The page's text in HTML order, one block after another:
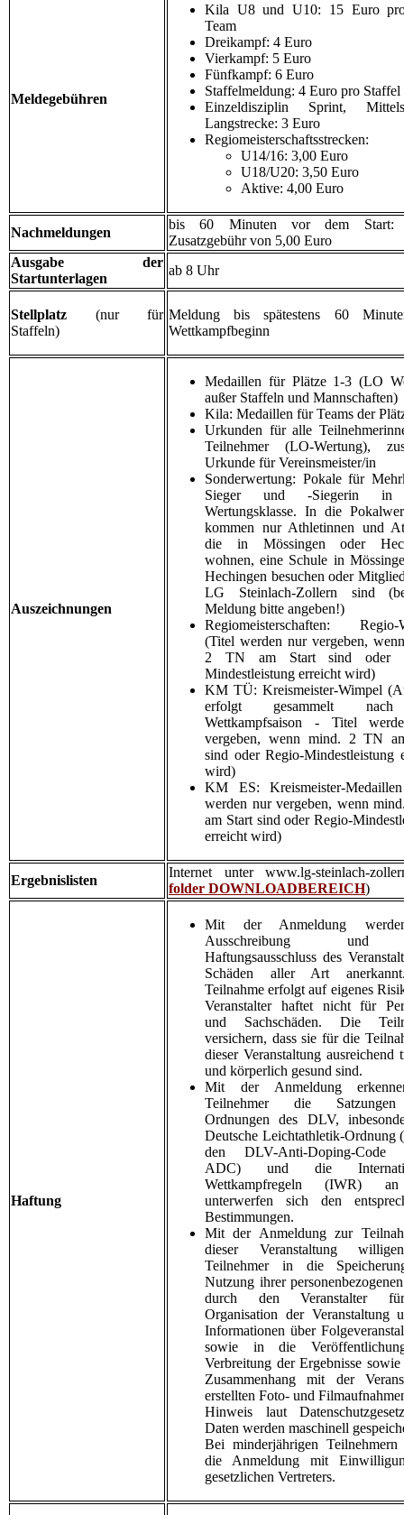
Meldegebühren
Kila U8 und U10: 15 Euro
Team
Dreikampf: 4 Euro
Vierkampf: 5 Euro
Fünfkampf: 6 Euro
Staffelmeldung: 4 Euro pro Staffel
Einzeldisziplin Sprint,
Langstrecke: 3 Euro
Regiomeisterschaftsstrecken:
U14/16: 3,00 Euro
U18/U20: 3,50 Euro
Aktive: 4,00 Euro
Nachmeldungen
bis 60 Minuten vor dem Start:
Zusatzgebühr von 5,00 Euro
Ausgabe der
Startunterlagen
ab 8 Uhr
Stellplatz (nur für
Staffeln)
Meldung bis spätestens 60
Wettkampfbeginn
Auszeichnungen
Medaillen für Plätze 1-3 (LO
außer Staffeln und Mannschaften)
Kila: Medaillen für Teams der
Urkunden für alle
Teilnehmer (LO-Wertung),
Urkunde für Vereinsmeister/in
Sonderwertung: Pokale für
Sieger und -Siegerin in
Wertungsklasse. In die
kommen nur Athletinnen und
die in Mössingen oder
wohnen, eine Schule in
Hechingen besuchen oder
LG Steinlach-Zollern sind
Meldung bitte angeben!)
Regiomeisterschaften: Regio-
(Titel werden nur vergeben,
2 TN am Start sind oder
Mindestleistung erreicht wird)
KM TÜ: Kreismeister-Wimpel
erfolgt gesammelt
Wettkampfsaison - Titel
vergeben, wenn mind. 2 TN
sind oder Regio-Mindestleistung
wird)
KM ES: Kreismeister-
werden nur vergeben, wenn
am Start sind oder Regio-
erreicht wird)
Ergebnislisten
Internet unter www.lg-steinlach-
folder DOWNLOADBEREICH)
Haftung
Mit der Anmeldung
Ausschreibung
Haftungsausschluss des
Schäden aller Art
Teilnahme erfolgt auf eigenes
Veranstalter haftet nicht für
und Sachschäden. Die
versichern, dass sie für die
dieser Veranstaltung ausreichend
und körperlich gesund sind.
Mit der Anmeldung
Teilnehmer die
Ordnungen des DLV,
Deutsche Leichtathletik-Ordnung
den DLV-Anti-Doping-Code
ADC) und die
Wettkampfregeln (IWR)
unterwerfen sich den
Bestimmungen.
Mit der Anmeldung zur
dieser Veranstaltung
Teilnehmer in die
Nutzung ihrer
durch den Veranstalter
Organisation der Veranstaltung
Informationen über
sowie in die
Verbreitung der Ergebnisse
Zusammenhang mit der
erstellten Foto- und
Hinweis laut
Daten werden maschinell
Bei minderjährigen Teilnehmern
die Anmeldung mit
gesetzlichen Vertreters.